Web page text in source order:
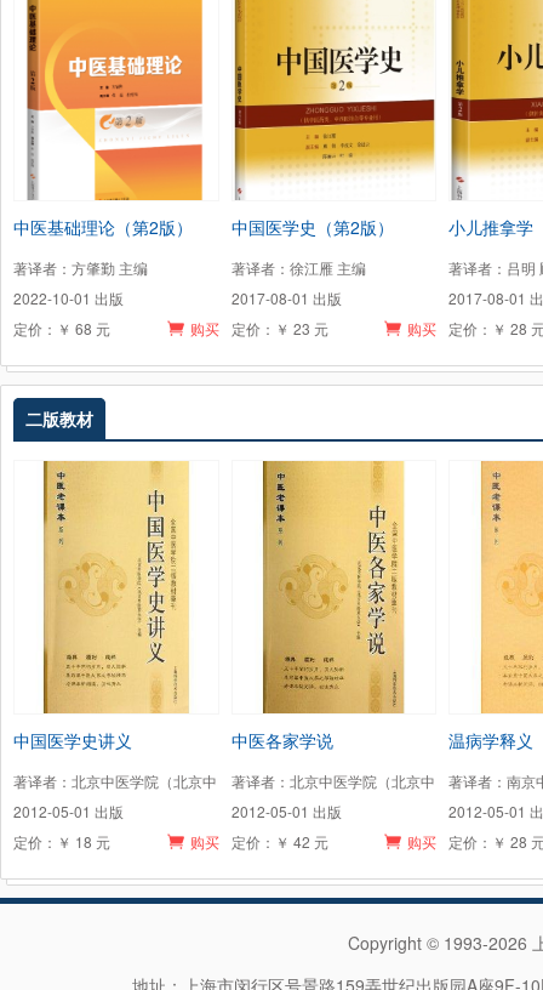
中医基础理论（第2版）
著译者：方肇勤 主编
2022-10-01 出版
购买
定价：￥ 68 元
中国医学史（第2版）
著译者：徐江雁 主编
2017-08-01 出版
购买
定价：￥ 23 元
小儿推拿学
著译者：吕明
2017-08-01
定价：￥ 28
二版教材
中国医学史讲义
著译者：北京中医学院（北京中
2012-05-01 出版
购买
定价：￥ 18 元
中医各家学说
著译者：北京中医学院（北京中
2012-05-01 出版
购买
定价：￥ 42 元
温病学释义
著译者：南京
2012-05-01
定价：￥ 28
Copyright © 1993-2026
地址：上海市闵行区号景路159弄世纪出版园A座